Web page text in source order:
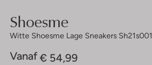
Shoesme
Witte Shoesme Lage Sneakers Sh21s001
Vanaf € 54,99